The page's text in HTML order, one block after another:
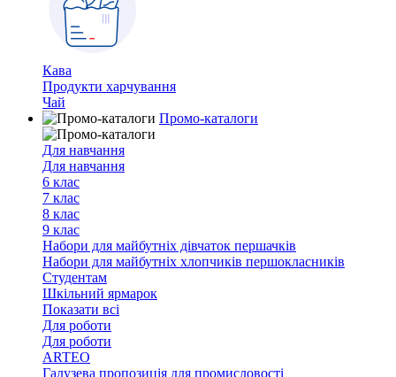
Кава
Продукти харчування
Чай
Промо-каталоги
Для навчання
Для навчання
6 клас
7 клас
8 клас
9 клас
Набори для майбутніх дiвчаток першачкiв
Набори для майбутніх хлопчиків першокласників
Студентам
Шкільний ярмарок
Показати всі
Для роботи
Для роботи
ARTEO
Галузева пропозиція для промисловості